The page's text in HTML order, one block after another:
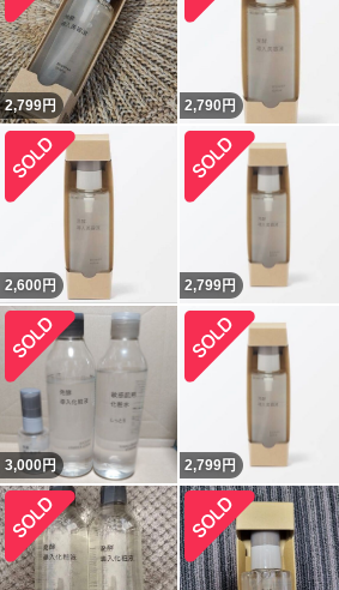
2,799円 2,790 円
2,600 円 2,799円
3,000円 2,799円